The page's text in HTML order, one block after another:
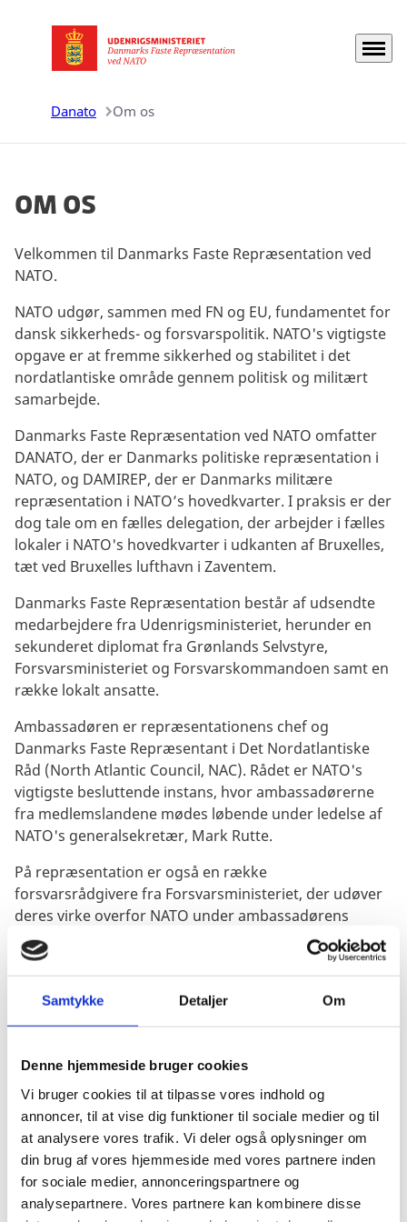
Samtykke Detaljer Om
Denne hjemmeside bruger cookies
Vi bruger cookies til at tilpasse vores indhold og
annoncer, til at vise dig funktioner til sociale medier og til
at analysere vores trafik. Vi deler også oplysninger om
din brug af vores hjemmeside med vores partnere inden
for sociale medier, annonceringspartnere og
analysepartnere. Vores partnere kan kombinere disse
Gå til forsiden Menu
Danato Om os
Om os
Velkommen til Danmarks Faste Repræsentation ved
NATO.
NATO udgør, sammen med FN og EU, fundamentet for
dansk sikkerheds- og forsvarspolitik. NATO's vigtigste
opgave er at fremme sikkerhed og stabilitet i det
nordatlantiske område gennem politisk og militært
samarbejde.
Danmarks Faste Repræsentation ved NATO omfatter
DANATO, der er Danmarks politiske repræsentation i
NATO, og DAMIREP, der er Danmarks militære
repræsentation i NATO’s hovedkvarter. I praksis er der
dog tale om en fælles delegation, der arbejder i fælles
lokaler i NATO's hovedkvarter i udkanten af Bruxelles,
tæt ved Bruxelles lufthavn i Zaventem.
Danmarks Faste Repræsentation består af udsendte
medarbejdere fra Udenrigsministeriet, herunder en
sekunderet diplomat fra Grønlands Selvstyre,
Forsvarsministeriet og Forsvarskommandoen samt en
række lokalt ansatte.
Ambassadøren er repræsentationens chef og
Danmarks Faste Repræsentant i Det Nordatlantiske
Råd (North Atlantic Council, NAC). Rådet er NATO's
vigtigste besluttende instans, hvor ambassadørerne
fra medlemslandene mødes løbende under ledelse af
NATO's generalsekretær, Mark Rutte.
På repræsentation er også en række
forsvarsrådgivere fra Forsvarsministeriet, der udøver
deres virke overfor NATO under ambassadørens
ansvar. Dette ændrer ikke på den adgang
forsvarsrådgiverne har til at udøve deres funktioner
selvstændigt inden deres ressortområde, som en del
af Forsvarsministeriets departement.
topmøder. Udover topmøderne er der hvert år flere
forsvarsministre.
Chefen for DAMIREP repræsenterer den danske
forsvarschef ved de løbende møder i Militærkomiteen,
der støtter arbejdet i Det Nordatlantiske Råd (NAC)
med militærfaglig rådgivning. Tre gange årligt mødes